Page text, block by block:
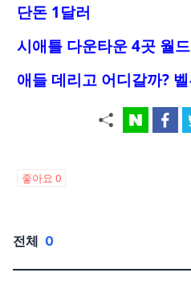
단돈 1달러
시애틀 다운타운 4곳 월
애들 데리고 어디갈까?
좋아요 0
전체 0